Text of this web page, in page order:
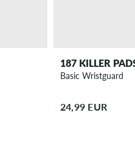
187 KILLER
Basic Wristguard
24,99 EUR